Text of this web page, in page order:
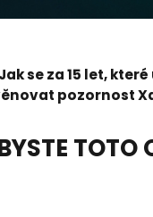
se za 15 let,
pozornost